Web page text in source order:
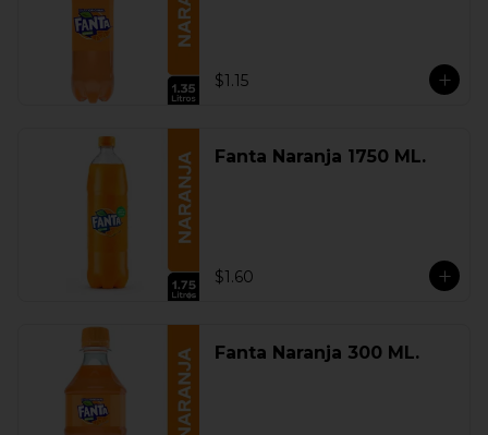
$1.15
Fanta Naranja 1750 ML.
$1.60
Fanta Naranja 300 ML.